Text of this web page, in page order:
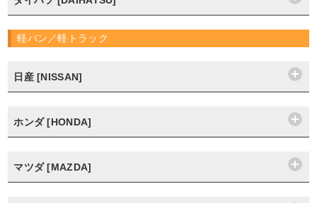
軽バン／軽トラック
日産 [NISSAN]
ホンダ [HONDA]
マツダ [MAZDA]